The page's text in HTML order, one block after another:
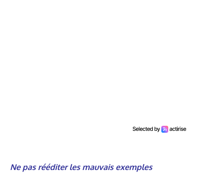
Ne pas rééditer les mauvais exemples